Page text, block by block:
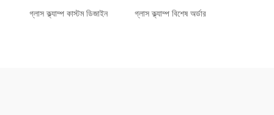
গ্লাস ক্ল্যাম্প কাস্টম ডিজাইন গ্লাস ক্ল্যাম্প বিশেষ অর্ডার